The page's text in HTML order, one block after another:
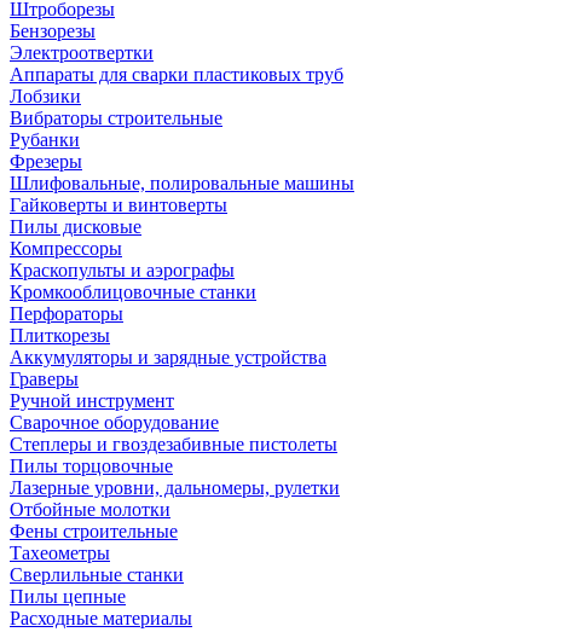
Штроборезы
Бензорезы
Электроотвертки
Аппараты для сварки пластиковых труб
Лобзики
Вибраторы строительные
Рубанки
Фрезеры
Шлифовальные, полировальные машины
Гайковерты и винтоверты
Пилы дисковые
Компрессоры
Краскопульты и аэрографы
Кромкооблицовочные станки
Перфораторы
Плиткорезы
Аккумуляторы и зарядные устройства
Граверы
Ручной инструмент
Сварочное оборудование
Степлеры и гвоздезабивные пистолеты
Пилы торцовочные
Лазерные уровни, дальномеры, рулетки
Отбойные молотки
Фены строительные
Тахеометры
Сверлильные станки
Пилы цепные
Расходные материалы